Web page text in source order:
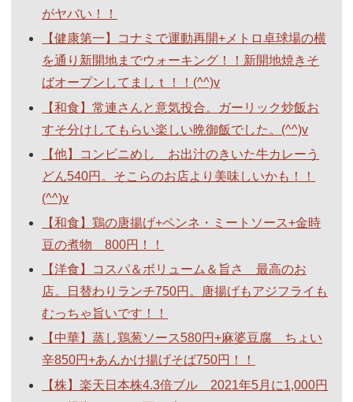
がヤバい！！
【健康第一】コナミで運動再開+メトロ卓球場の横
を通り新開地までウォーキング！！新開地焼きそ
ばオープンしてましｔ！！(^^)v
【和食】常連さんと意気投合。ガーリック炒飯お
すそ分けしてもらい楽しい晩御飯でした。(^^)v
【他】コンビニめし お出汁のきいた牛カレーう
どん540円。そこらのお店より美味しいかも！！
(^^)v
【和食】鶏の唐揚げ+ペンネ・ミートソース+金時
豆の煮物 800円！！
【洋食】コスパ＆ボリューム＆旨さ 最高のお
店。日替わりランチ750円。唐揚げもアジフライも
むっちゃ旨いです！！
【中華】蒸し鶏葱ソース580円+麻婆豆腐 ちょい
辛850円+あんかけ揚げそば750円！！
【株】楽天日本株4.3倍ブル 2021年5月に1,000円